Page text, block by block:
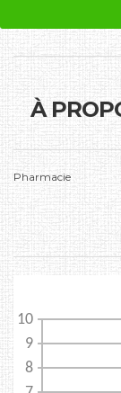
À
Pharmacie